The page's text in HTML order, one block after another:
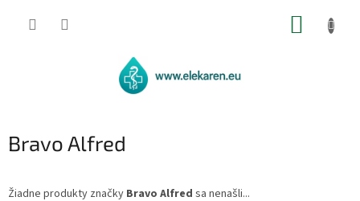
Bravo Alfred
Žiadne produkty značky Bravo Alfred sa nenašli...